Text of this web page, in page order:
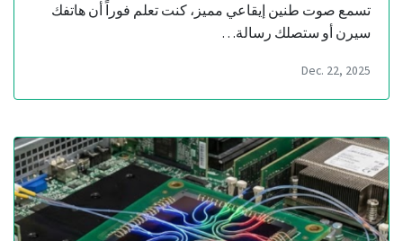
تسمع صوت طنين إيقاعي مميز، كنت تعلم فوراً أن هاتفك
سيرن أو ستصلك رسالة…
Dec. 22, 2025